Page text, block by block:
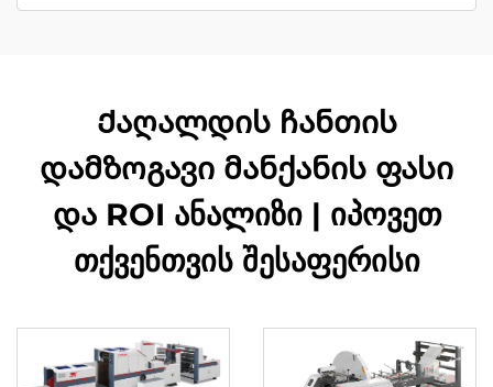
Ქაღალდის ჩანთის
დამზოგავი მანქანის ფასი
და ROI ანალიზი | იპოვეთ
თქვენთვის შესაფერისი